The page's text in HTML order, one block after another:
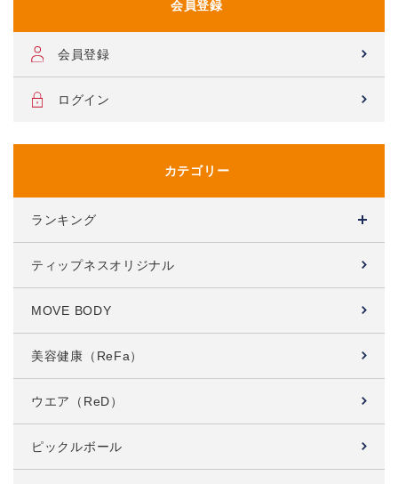
会員登録
会員登録
ログイン
カテゴリー
ランキング
ティップネスオリジナル
MOVE BODY
美容健康（ReFa）
ウエア（ReD）
ピックルボール